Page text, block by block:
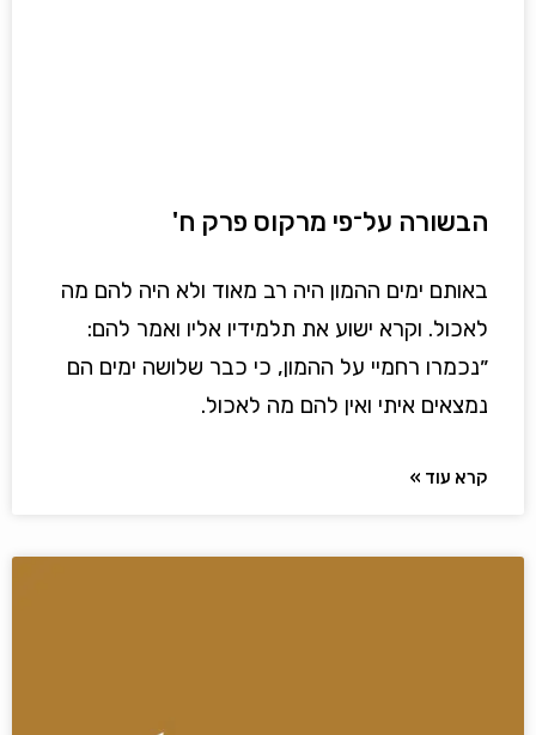
הבשורה על־פי מרקוס פרק ח'
באותם ימים ההמון היה רב מאוד ולא היה להם מה
לאכול. וקרא ישוע את תלמידיו אליו ואמר להם:
״נכמרו רחמיי על ההמון, כי כבר שלושה ימים הם
נמצאים איתי ואין להם מה לאכול.
קרא עוד »